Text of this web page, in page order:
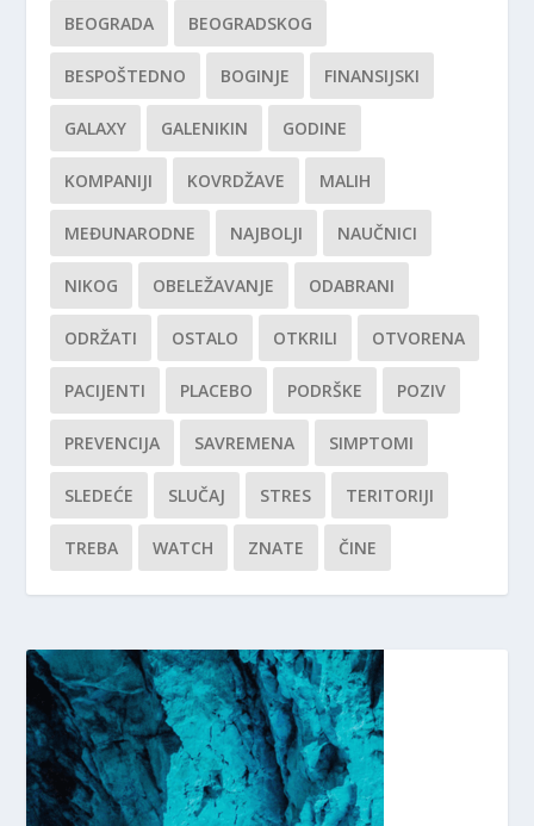
BEOGRADA BEOGRADSKOG
BESPOŠTEDNO BOGINJE FINANSIJSKI
GALAXY GALENIKIN GODINE
KOMPANIJI KOVRDŽAVE MALIH
MEĐUNARODNE NAJBOLJI NAUČNICI
NIKOG OBELEŽAVANJE ODABRANI
ODRŽATI OSTALO OTKRILI OTVORENA
PACIJENTI PLACEBO PODRŠKE POZIV
PREVENCIJA SAVREMENA SIMPTOMI
SLEDEĆE SLUČAJ STRES TERITORIJI
TREBA WATCH ZNATE ČINE